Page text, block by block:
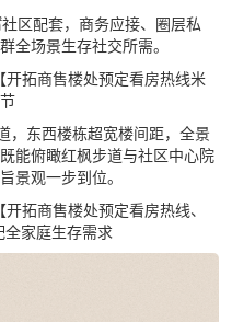
区配套，商务应接、圈层私
全场景生存社交所需。
拓商售楼处预定看房热线米
，东西楼栋超宽楼间距，全景
能俯瞰红枫步道与社区中心院
景观一步到位。
拓商售楼处预定看房热线、
家庭生存需求